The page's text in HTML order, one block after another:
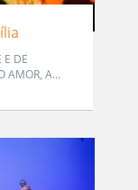
E DE
AMOR, A...